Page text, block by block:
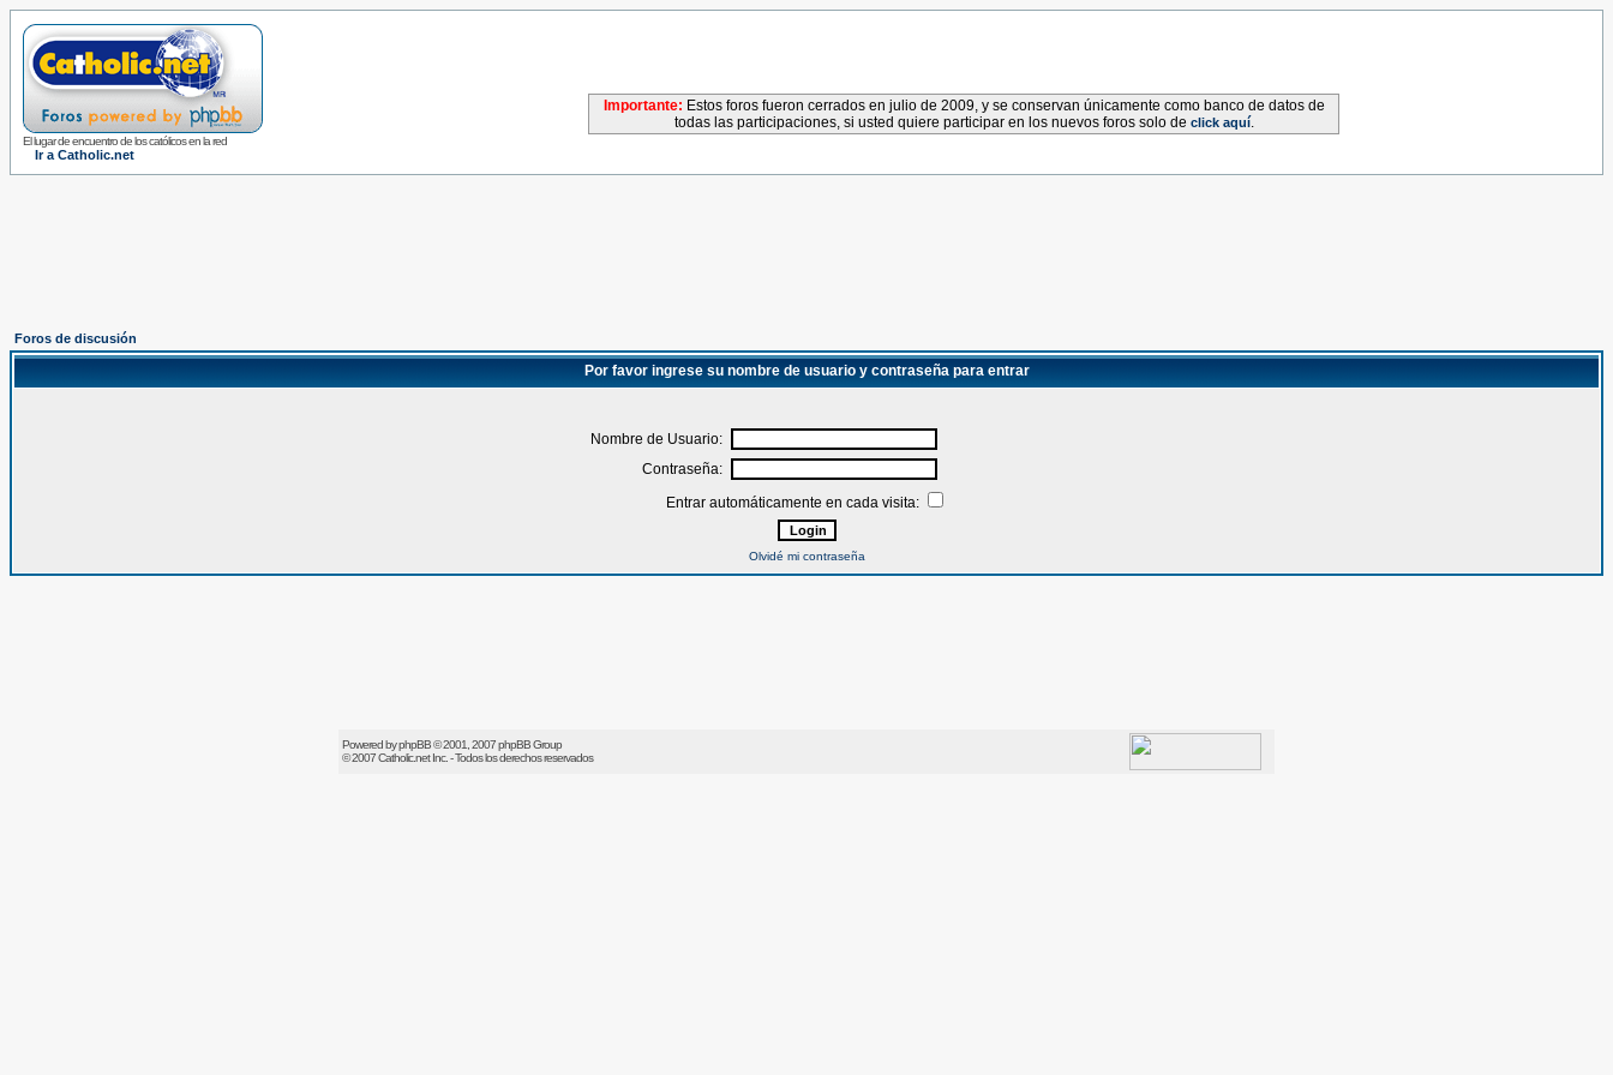
El lugar de encuentro de los católicos en la red
Ir a Catholic.net
Importante: Estos foros fueron cerrados en julio de 2009, y se conservan únicamente como banco de datos de
todas las participaciones, si usted quiere participar en los nuevos foros solo de click aquí.
Foros de discusión
Por favor ingrese su nombre de usuario y contraseña para entrar
Nombre de Usuario:
Contraseña:
Entrar automáticamente en cada visita:
Olvidé mi contraseña
Powered byphpBB© 2001, 2007 phpBB Group
© 2007Catholic.netInc. - Todos los derechos reservados